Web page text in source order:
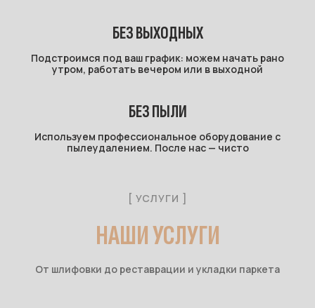
БЕЗ ВЫХОДНЫХ
Подстроимся под ваш график: можем начать рано
утром, работать вечером или в выходной
БЕЗ ПЫЛИ
Используем профессиональное оборудование с
пылеудалением. После нас — чисто
[ УСЛУГИ ]
НАШИ УСЛУГИ
От шлифовки до реставрации и укладки паркета